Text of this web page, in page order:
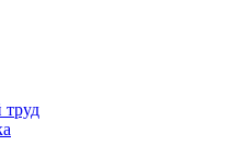
труд